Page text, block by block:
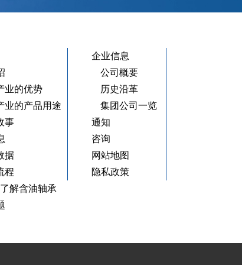
业的优势
业的产品用途
事
据
程
解含油轴承
企业信息
公司概要
历史沿革
集团公司一览
通知
咨询
网站地图
隐私政策